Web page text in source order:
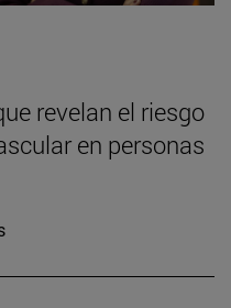
revelan el riesgo
en personas